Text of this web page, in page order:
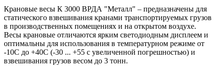
Крановые весы К 3000 ВРДА "Металл" – предназначены для
статического взвешивания кранами транспортируемых грузов
в производственных помещениях и на открытом воздухе.
Весы крановые отличаются ярким светодиодным дисплеем и
оптимальны для использования в температурном режиме от
-10С до +40С (-30 ... +55 с увеличенной погрешностью) и
взвешивания грузов весом до 3 тонн.